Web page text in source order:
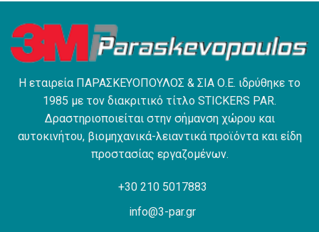
Η εταιρεία ΠΑΡΑΣΚΕΥΟΠΟΥΛΟΣ & ΣΙΑ Ο.Ε. ιδρύθηκε το
1985 με τον διακριτικό τίτλο STICKERS PAR.
Δραστηριοποιείται στην σήμανση χώρου και
αυτοκινήτου, βιομηχανικά-λειαντικά προϊόντα και είδη
προστασίας εργαζομένων.
+30 210 5017883
info@3-par.gr